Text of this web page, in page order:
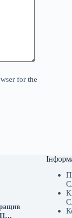
for the